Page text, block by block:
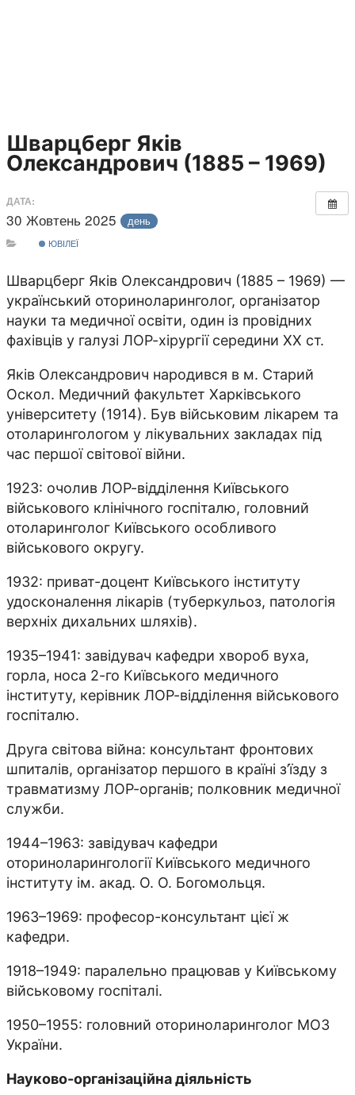
Шварцберг Яків
Олександрович (1885 – 1969)
ДАТА:
30 Жовтень 2025 день
ЮВІЛЕЇ
Шварцберг Яків Олександрович (1885 – 1969) —
український оториноларинголог, організатор
науки та медичної освіти, один із провідних
фахівців у галузі ЛОР-хірургії середини ХХ ст.
Яків Олександрович народився в м. Старий
Оскол. Медичний факультет Харківського
університету (1914). Був військовим лікарем та
отоларингологом у лікувальних закладах під
час першої світової війни.
1923: очолив ЛОР-відділення Київського
військового клінічного госпіталю, головний
отоларинголог Київського особливого
військового округу.
1932: приват-доцент Київського інституту
удосконалення лікарів (туберкульоз, патологія
верхніх дихальних шляхів).
1935–1941: завідувач кафедри хвороб вуха,
горла, носа 2-го Київського медичного
інституту, керівник ЛОР-відділення військового
госпіталю.
Друга світова війна: консультант фронтових
шпиталів, організатор першого в країні з’їзду з
травматизму ЛОР-органів; полковник медичної
служби.
1944–1963: завідувач кафедри
оториноларингології Київського медичного
інституту ім. акад. О. О. Богомольця.
1963–1969: професор-консультант цієї ж
кафедри.
1918–1949: паралельно працював у Київському
військовому госпіталі.
1950–1955: головний оториноларинголог МОЗ
України.
Науково-організаційна діяльність